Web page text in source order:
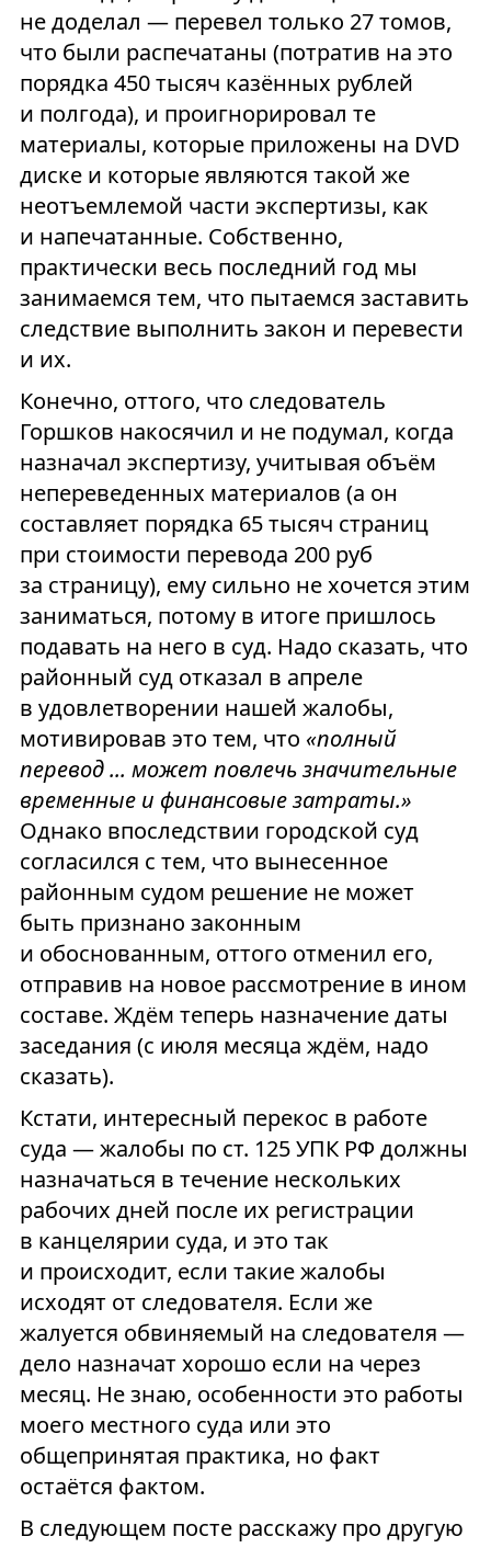
не доделал — перевел только 27 томов,
что были распечатаны (потратив на это
порядка 450 тысяч казённых рублей
и полгода), и проигнорировал те
материалы, которые приложены на DVD
диске и которые являются такой же
неотъемлемой части экспертизы, как
и напечатанные. Собственно,
практически весь последний год мы
занимаемся тем, что пытаемся заставить
следствие выполнить закон и перевести
и их.
Конечно, оттого, что следователь
Горшков накосячил и не подумал, когда
назначал экспертизу, учитывая объём
непереведенных материалов (а он
составляет порядка 65 тысяч страниц
при стоимости перевода 200 руб
за страницу), ему сильно не хочется этим
заниматься, потому в итоге пришлось
подавать на него в суд. Надо сказать, что
районный суд отказал в апреле
в удовлетворении нашей жалобы,
мотивировав это тем, что «полный
перевод ... может повлечь значительные
временные и финансовые затраты.»
Однако впоследствии городской суд
согласился с тем, что вынесенное
районным судом решение не может
быть признано законным
и обоснованным, оттого отменил его,
отправив на новое рассмотрение в ином
составе. Ждём теперь назначение даты
заседания (с июля месяца ждём, надо
сказать).
Кстати, интересный перекос в работе
суда — жалобы по ст. 125 УПК РФ должны
назначаться в течение нескольких
рабочих дней после их регистрации
в канцелярии суда, и это так
и происходит, если такие жалобы
исходят от следователя. Если же
жалуется обвиняемый на следователя —
дело назначат хорошо если на через
месяц. Не знаю, особенности это работы
моего местного суда или это
общепринятая практика, но факт
остаётся фактом.
В следующем посте расскажу про другую